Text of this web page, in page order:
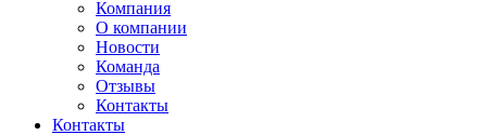
Компания
О компании
Новости
Команда
Отзывы
Контакты
Контакты